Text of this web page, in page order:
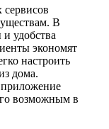
В
и удобства
экономят
настроить
дома.
приложение
возможным в